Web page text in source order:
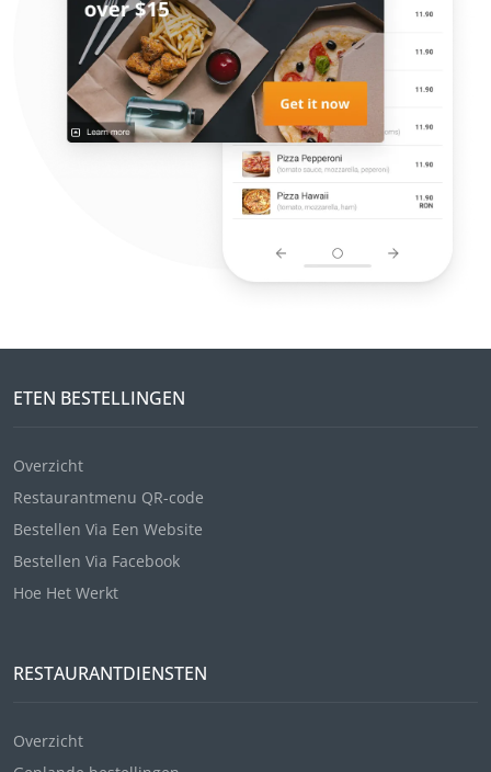
ETEN BESTELLINGEN
Overzicht
Restaurantmenu QR-code
Bestellen Via Een Website
Bestellen Via Facebook
Hoe Het Werkt
RESTAURANTDIENSTEN
Overzicht